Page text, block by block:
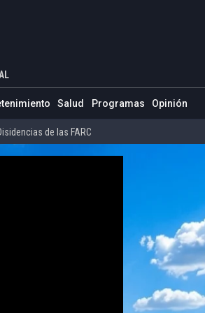
Salud Programas Opinión
de las FARC
Venezuela Nicolás Maduro
de las FARC